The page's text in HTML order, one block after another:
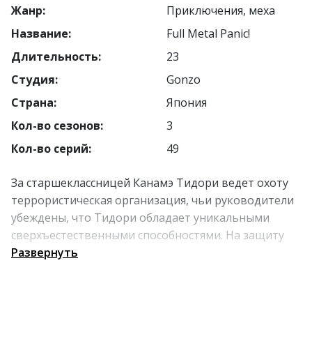
Жанр:
Приключения, меха
Название:
Full Metal Panic!
Длительность:
23
Студия:
Gonzo
Страна:
Япония
Кол-во сезонов:
3
Кол-во серий:
49
За старшеклассницей Канамэ Тидори ведет охоту
террористическая организация, чьи руководители
убеждены, что Тидори обладает уникальными
сверхъестественными способностями. На защиту
школьницы встает секретная военизированная
Развернуть